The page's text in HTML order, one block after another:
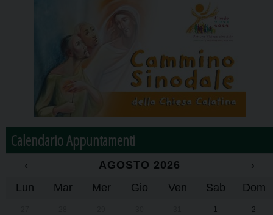
Calendario Appuntamenti
‹ AGOSTO 2026
›
Lun
Mar Mer Gio Ven Sab Dom
1 2